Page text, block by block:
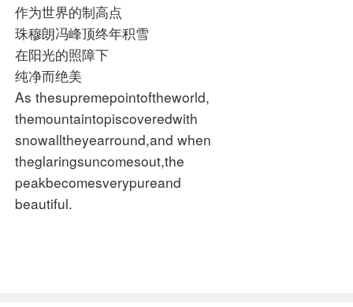
作为世界的制高点
珠穆朗冯峰顶终年积雪
在阳光的照障下
纯净而绝美
As thesupremepointoftheworld,
themountaintopiscoveredwith
snowalltheyearround,and when
theglaringsuncomesout,the
peakbecomesverypureand
beautiful.